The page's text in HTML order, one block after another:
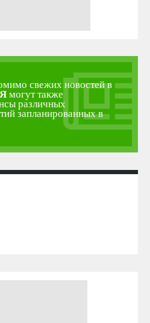
свежих новостей в
могут также
различных
запланированных в